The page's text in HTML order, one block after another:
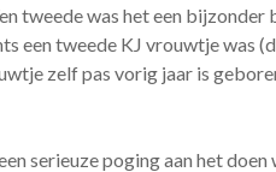
tweede was het een
een tweede KJ vrouwtje was
zelf pas vorig jaar is
serieuze poging aan het doen